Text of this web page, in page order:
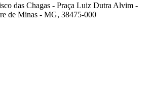
das Chagas - Praça Luiz Dutra Alvim -
de Minas - MG, 38475-000